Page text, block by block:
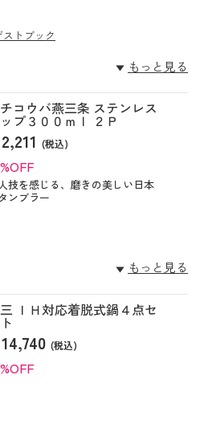
トブック
もっと見る
コウバ燕三条 ステンレス
プ３００ｍｌ ２Ｐ
(税込)
技を感じる、磨きの美しい日本
ンブラー
もっと見る
ＩＨ対応着脱式鍋４点セ
(税込)